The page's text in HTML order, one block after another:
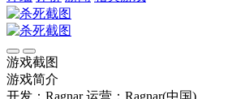
游戏截图
游戏简介
开发：Ragnar 运营：Ragnar(中国)